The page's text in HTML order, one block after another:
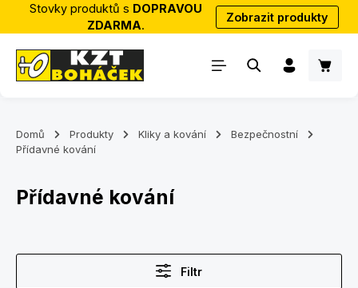
Přejít na hlavní obsah
Stovky produktů s DOPRAVOU
ZDARMA.
Zobrazit produkty
Domů Produkty Kliky a kování
Bezpečnostní
Přídavné kování
Přídavné kování
Filtr